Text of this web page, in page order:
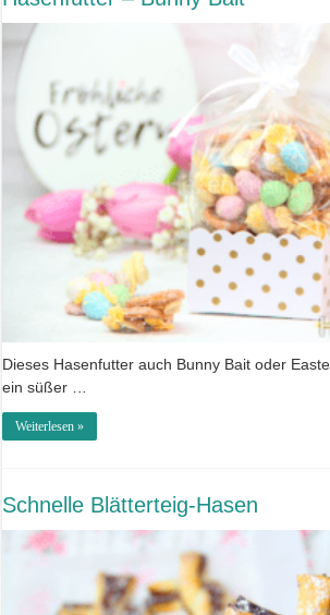
Dieses Hasenfutter auch Bunny Bait oder
ein süßer …
Weiterlesen »
Schnelle Blätterteig-Hasen